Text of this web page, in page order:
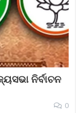
ନିର୍ବାଚନ
0